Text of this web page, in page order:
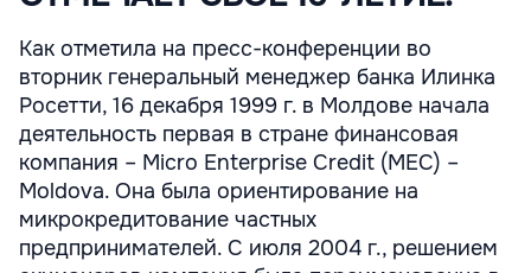
Как отметила на пресс-конференции во
вторник генеральный менеджер банка Илинка
Росетти, 16 декабря 1999 г. в Молдове начала
деятельность первая в стране финансовая
компания – Micro Enterprise Credit (MEC) –
Moldova. Она была ориентирование на
микрокредитование частных
предпринимателей. С июля 2004 г., решением